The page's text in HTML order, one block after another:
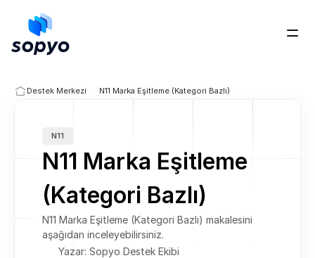
Destek Merkezi N11 Marka Eşitleme (Kategori Bazlı)
N11
N11 Marka Eşitleme
(Kategori Bazlı)
N11 Marka Eşitleme (Kategori Bazlı) makalesini
aşağıdan inceleyebilirsiniz.
Yazar: Sopyo Destek Ekibi